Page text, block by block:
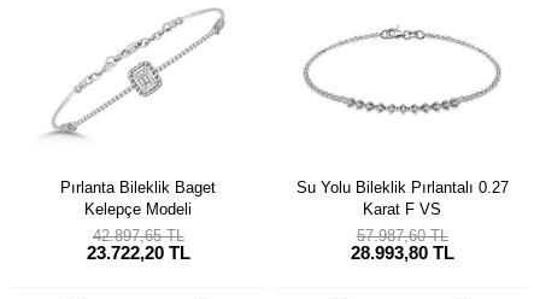
Pırlanta Bileklik Baget
Kelepçe Modeli
23.722,20 TL
42.897,65 TL
Su Yolu Bileklik Pırlantalı 0.27
Karat F VS
28.993,80 TL
57.987,60 TL